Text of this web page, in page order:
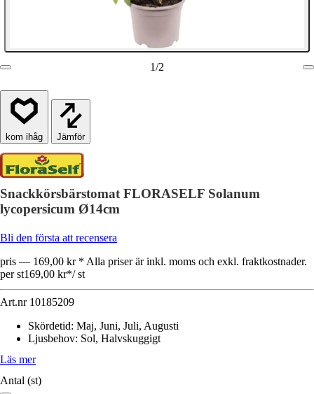
1/2
Jämför
Snackkörsbärstomat FLORASELF Solanum
lycopersicum Ø14cm
Bli den första att recensera
pris — 169,00 kr * Alla priser är inkl. moms och exkl. fraktkostnader.
per st169,00 kr*/ st
Art.nr 10185209
Skördetid: Maj, Juni, Juli, Augusti
Ljusbehov: Sol, Halvskuggigt
Läs mer
Antal (st)